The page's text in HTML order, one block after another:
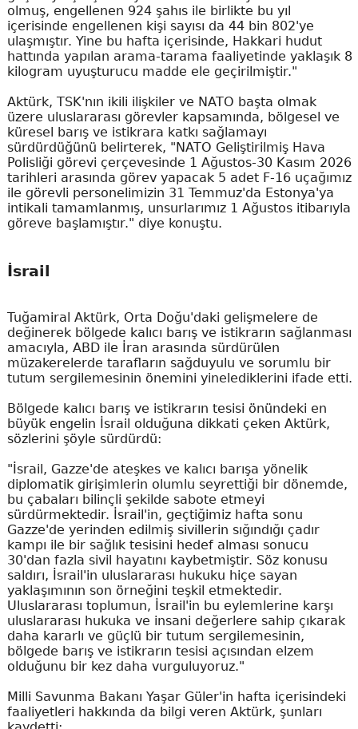
olmuş, engellenen 924 şahıs ile birlikte bu yıl
içerisinde engellenen kişi sayısı da 44 bin 802'ye
ulaşmıştır. Yine bu hafta içerisinde, Hakkari hudut
hattında yapılan arama-tarama faaliyetinde yaklaşık 8
kilogram uyuşturucu madde ele geçirilmiştir."
Aktürk, TSK'nın ikili ilişkiler ve NATO başta olmak
üzere uluslararası görevler kapsamında, bölgesel ve
küresel barış ve istikrara katkı sağlamayı
sürdürdüğünü belirterek, "NATO Geliştirilmiş Hava
Polisliği görevi çerçevesinde 1 Ağustos-30 Kasım 2026
tarihleri arasında görev yapacak 5 adet F-16 uçağımız
ile görevli personelimizin 31 Temmuz'da Estonya'ya
intikali tamamlanmış, unsurlarımız 1 Ağustos itibarıyla
göreve başlamıştır." diye konuştu.
İsrail
Tuğamiral Aktürk, Orta Doğu'daki gelişmelere de
değinerek bölgede kalıcı barış ve istikrarın sağlanması
amacıyla, ABD ile İran arasında sürdürülen
müzakerelerde tarafların sağduyulu ve sorumlu bir
tutum sergilemesinin önemini yinelediklerini ifade etti.
Bölgede kalıcı barış ve istikrarın tesisi önündeki en
büyük engelin İsrail olduğuna dikkati çeken Aktürk,
sözlerini şöyle sürdürdü:
"İsrail, Gazze'de ateşkes ve kalıcı barışa yönelik
diplomatik girişimlerin olumlu seyrettiği bir dönemde,
bu çabaları bilinçli şekilde sabote etmeyi
sürdürmektedir. İsrail'in, geçtiğimiz hafta sonu
Gazze'de yerinden edilmiş sivillerin sığındığı çadır
kampı ile bir sağlık tesisini hedef alması sonucu
30'dan fazla sivil hayatını kaybetmiştir. Söz konusu
saldırı, İsrail'in uluslararası hukuku hiçe sayan
yaklaşımının son örneğini teşkil etmektedir.
Uluslararası toplumun, İsrail'in bu eylemlerine karşı
uluslararası hukuka ve insani değerlere sahip çıkarak
daha kararlı ve güçlü bir tutum sergilemesinin,
bölgede barış ve istikrarın tesisi açısından elzem
olduğunu bir kez daha vurguluyoruz."
Milli Savunma Bakanı Yaşar Güler'in hafta içerisindeki
faaliyetleri hakkında da bilgi veren Aktürk, şunları